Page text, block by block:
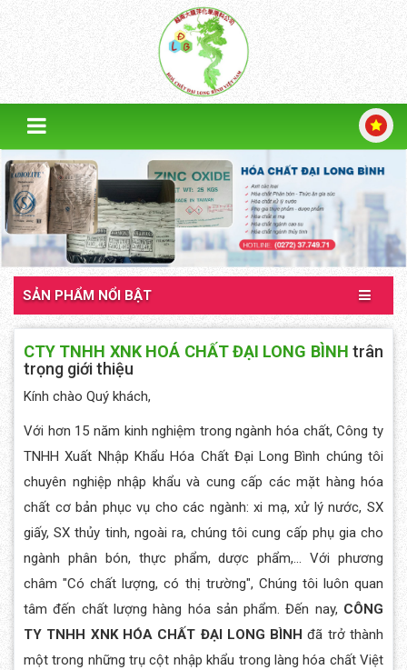
SẢN PHẨM NỔI BẬT
CTY TNHH XNK HOÁ CHẤT ĐẠI LONG BÌNH trân
trọng giới thiệu
Kính chào Quý khách,
Với hơn 15 năm kinh nghiệm trong ngành hóa chất, Công ty
TNHH Xuất Nhập Khẩu Hóa Chất Đại Long Bình chúng tôi
chuyên nghiệp nhập khẩu và cung cấp các mặt hàng hóa
chất cơ bản phục vụ cho các ngành: xi mạ, xử lý nước, SX
giấy, SX thủy tinh, ngoài ra, chúng tôi cung cấp phụ gia cho
ngành phân bón, thực phẩm, dược phẩm,... Với phương
châm "Có chất lượng, có thị trường", Chúng tôi luôn quan
tâm đến chất lượng hàng hóa sản phẩm. Đến nay, CÔNG
TY TNHH XNK HÓA CHẤT ĐẠI LONG BÌNH đã trở thành
một trong những trụ cột nhập khẩu trong làng hóa chất Việt